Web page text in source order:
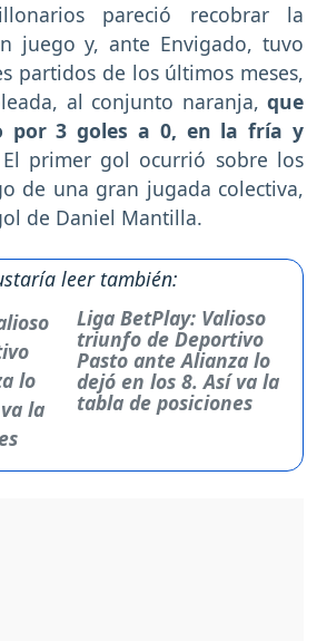
pareció recobrar la
juego y, ante Envigado, tuvo
partidos de los últimos meses,
al conjunto naranja, que
por 3 goles a 0, en la fría y
primer gol ocurrió sobre los
de una gran jugada colectiva,
de Daniel Mantilla.
leer también:
Liga BetPlay: Valioso
triunfo de Deportivo
Pasto ante Alianza lo
dejó en los 8. Así va la
tabla de posiciones